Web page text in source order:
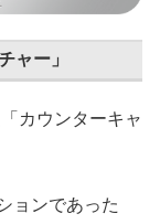
ャー」
カウンターキャ
ョンであった